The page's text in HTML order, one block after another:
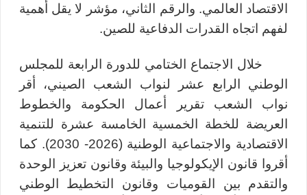
الاقتصاد العالمي. والرقم الثاني، مؤشر لا يقل أهمية
لفهم اتجاه القدرات الدفاعية للصين.
خلال الاجتماع الختامي للدورة الرابعة للمجلس
الوطني الرابع عشر لنواب الشعب الصيني، أقر
نواب الشعب تقرير أعمال الحكومة والخطوط
العريضة للخطة الخمسية الخامسة عشرة للتنمية
الاقتصادية والاجتماعية الوطنية (2026- 2030). كما
أقروا قانون الإيكولوجيا والبيئة وقانون تعزيز الوحدة
والتقدم بين القوميات وقانون التخطيط الوطني